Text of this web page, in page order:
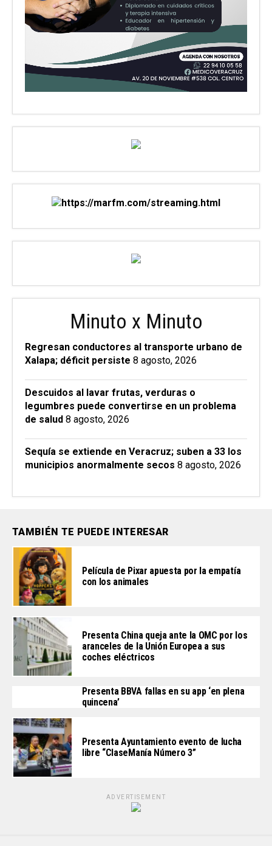
Minuto x Minuto
Regresan conductores al transporte urbano de
Xalapa; déficit persiste 8 agosto, 2026
Descuidos al lavar frutas, verduras o
legumbres puede convertirse en un problema
de salud 8 agosto, 2026
Sequía se extiende en Veracruz; suben a 33 los
municipios anormalmente secos 8 agosto, 2026
TAMBIÉN TE PUEDE INTERESAR
Película de Pixar apuesta por la empatía
con los animales
Presenta China queja ante la OMC por los
aranceles de la Unión Europea a sus
coches eléctricos
Presenta BBVA fallas en su app ‘en plena
quincena’
Presenta Ayuntamiento evento de lucha
libre “ClaseManía Número 3”
ADVERTISEMENT